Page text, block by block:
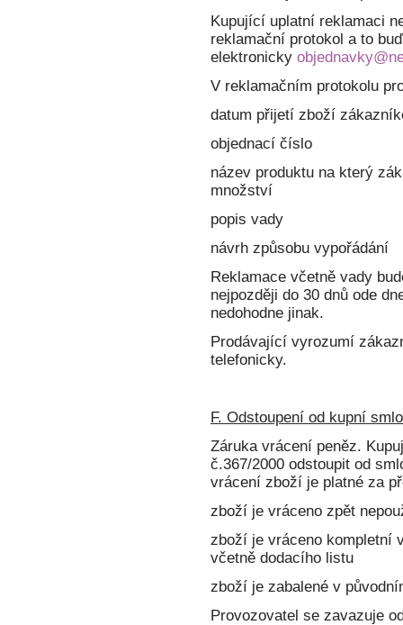
Kupující uplatní reklamaci
reklamační protokol a to
elektronicky
V reklamačním protokolu
datum přijetí zboží
objednací číslo
název produktu na který
množství
popis vady
návrh způsobu vypořádání
Reklamace včetně vady
nejpozději do 30 dnů ode
nedohodne jinak.
Prodávající vyrozumí
telefonicky.
F. Odstoupení od kupní
Záruka vrácení peněz.
č.367/2000 odstoupit od
vrácení zboží je platné za
zboží je vráceno zpět
zboží je vráceno kompletní
včetně dodacího listu
zboží je zabalené v
Provozovatel se zavazuje